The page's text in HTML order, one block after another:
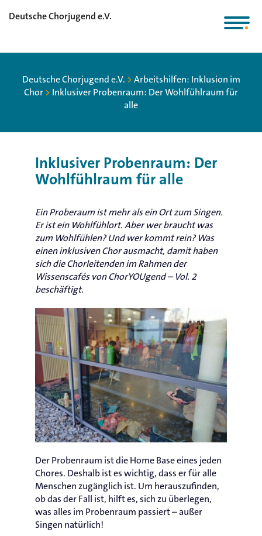
Deutsche Chorjugend e.V.
Deutsche Chorjugend e.V. >Arbeitshilfen: Inklusion im
Chor > Inklusiver Probenraum: Der Wohlfühlraum für
alle
Inklusiver Probenraum: Der
Wohlfühlraum für alle
Ein Proberaum ist mehr als ein Ort zum Singen.
Er ist ein Wohlfühlort. Aber wer braucht was
zum Wohlfühlen? Und wer kommt rein? Was
einen inklusiven Chor ausmacht, damit haben
sich die Chorleitenden im Rahmen der
Wissenscafés von ChorYOUgend – Vol. 2
beschäftigt.
Der Probenraum ist die Home Base eines jeden
Chores. Deshalb ist es wichtig, dass er für alle
Menschen zugänglich ist. Um herauszufinden,
ob das der Fall ist, hilft es, sich zu überlegen,
was alles im Probenraum passiert – außer
Singen natürlich!